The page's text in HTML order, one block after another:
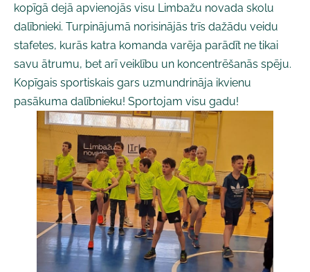
kopīgā dejā apvienojās visu Limbažu novada skolu
dalībnieki. Turpinājumā norisinājās trīs dažādu veidu
stafetes, kurās katra komanda varēja parādīt ne tikai
savu ātrumu, bet arī veiklību un koncentrēšanās spēju.
Kopīgais sportiskais gars uzmundrināja ikvienu
pasākuma dalībnieku! Sportojam visu gadu!